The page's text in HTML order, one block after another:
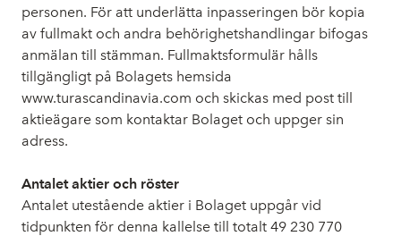
personen. För att underlätta inpasseringen bör kopia
av fullmakt och andra behörighetshandlingar bifogas
anmälan till stämman. Fullmaktsformulär hålls
tillgängligt på Bolagets hemsida
www.turascandinavia.com och skickas med post till
aktieägare som kontaktar Bolaget och uppger sin
adress.
Antalet aktier och röster
Antalet utestående aktier i Bolaget uppgår vid
tidpunkten för denna kallelse till totalt 49 230 770